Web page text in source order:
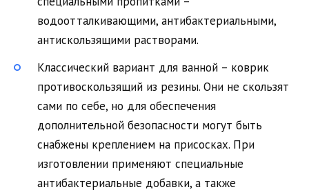
водоотталкивающими, антибактериальными,
антискользящими растворами.
Классический вариант для ванной – коврик
противоскользящий из резины. Они не скользят
сами по себе, но для обеспечения
дополнительной безопасности могут быть
снабжены креплением на присосках. При
изготовлении применяют специальные
антибактериальные добавки, а также